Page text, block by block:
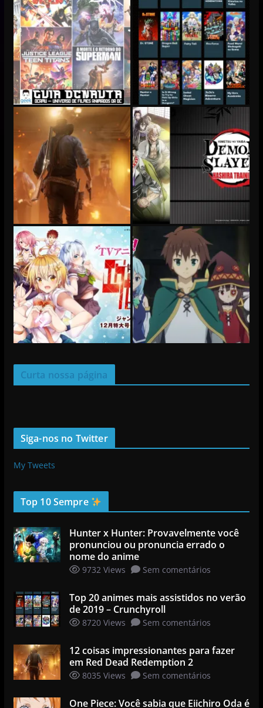
Curta nossa página
Siga-nos no Twitter
My Tweets
Top 10 Sempre
Hunter x Hunter: Provavelmente você
pronunciou ou pronuncia errado o
nome do anime
9732 Views Sem comentários
Top 20 animes mais assistidos no verão
de 2019 – Crunchyroll
8720 Views Sem comentários
12 coisas impressionantes para fazer
em Red Dead Redemption 2
8035 Views Sem comentários
One Piece: Você sabia que Eiichiro Oda é